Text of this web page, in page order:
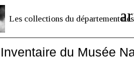
Les collections du département des
Inventaire du Musée